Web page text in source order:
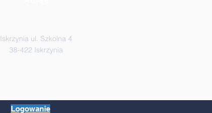
Iskrzynia ul. Szkolna 4
38-422 Iskrzynia
Logowanie